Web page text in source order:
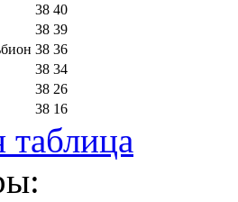
38 40
38 39
38 36
38 34
38 26
38 16